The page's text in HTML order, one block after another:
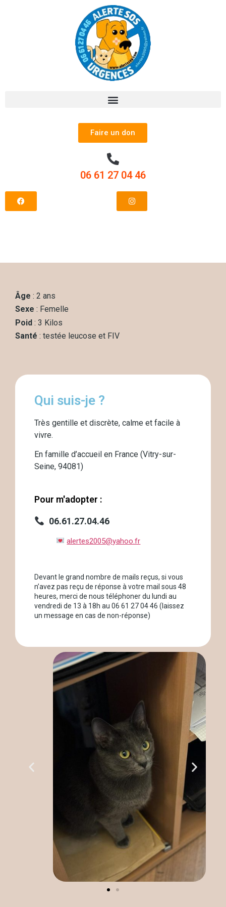
Faire un don
06 61 27 04 46
Âge : 2 ans
Sexe : Femelle
Poid : 3 Kilos
Santé : testée leucose et FIV
Qui suis-je ?
Très gentille et discrète, calme et facile à
vivre.
En famille d’accueil en France (Vitry-sur-
Seine, 94081)
Pour m'adopter :
06.61.27.04.46
alertes2005@yahoo.fr
Devant le grand nombre de mails reçus, si vous
n’avez pas reçu de réponse à votre mail sous 48
heures, merci de nous téléphoner du lundi au
vendredi de 13 à 18h au 06 61 27 04 46 (laissez
un message en cas de non-réponse)